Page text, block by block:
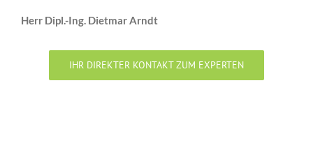
Herr Dipl.-Ing. Dietmar Arndt
IHR DIREKTER KONTAKT ZUM EXPERTEN